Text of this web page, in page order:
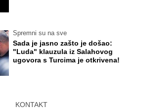
Spremni su na sve
Sada je jasno zašto je došao:
"Luda" klauzula iz Salahovog
ugovora s Turcima je otkrivena!
KONTAKT